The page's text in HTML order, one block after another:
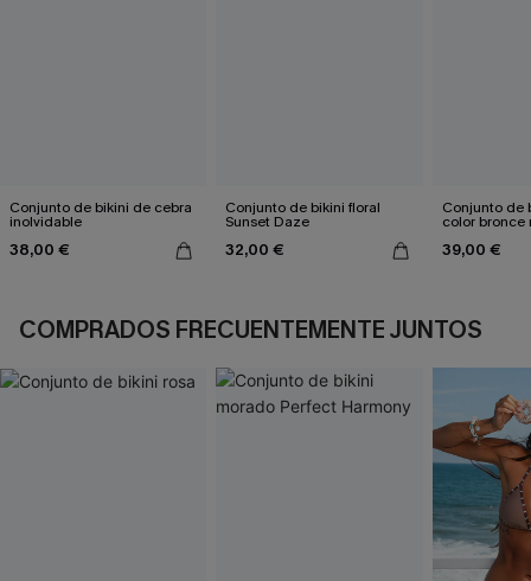
Conjunto de bikini de cebra
inolvidable
38,00 €
Conjunto de bikini floral
Sunset Daze
32,00 €
Conjunto de
color bronce
39,00 €
COMPRADOS FRECUENTEMENTE JUNTOS